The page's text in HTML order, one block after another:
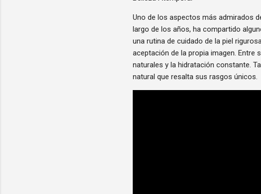
Uno de los aspectos más admirados
largo de los años, ha compartido
una rutina de cuidado de la piel
aceptación de la propia imagen.
naturales y la hidratación constante.
natural que resalta sus rasgos únicos.